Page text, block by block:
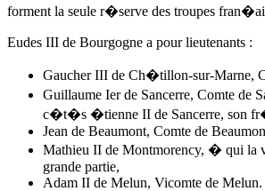
forment la seule r�serve des troupes
Eudes III de Bourgogne a pour lieutenants :
Gaucher III de Ch�tillon-sur-Marne,
Guillaume Ier de Sancerre, Comte de
c�t�s �tienne II de Sancerre, son
Jean de Beaumont, Comte de
Mathieu II de Montmorency, � qui la
grande partie,
Adam II de Melun, Vicomte de Melun.